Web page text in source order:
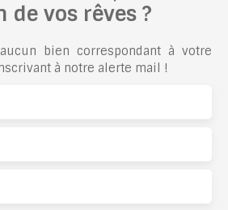
de vos rêves ?
bien correspondant à votre
à notre alerte mail !